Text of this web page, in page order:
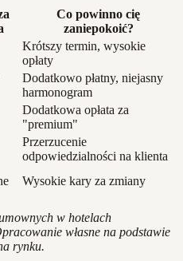
Co powinno cię
zaniepokoić?
Krótszy termin, wysokie
opłaty
Dodatkowo płatny, niejasny
harmonogram
Dodatkowa opłata za
"premium"
Przerzucenie
odpowiedzialności na klienta
Wysokie kary za zmiany
w hotelach
własne na podstawie
rynku.